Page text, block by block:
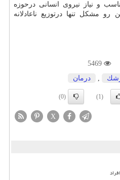
و نیاز نیروی انسانی درحوزه
رو مشكل تنها درتوزیع ناعادلانه
درمان
(1)
(0)
X